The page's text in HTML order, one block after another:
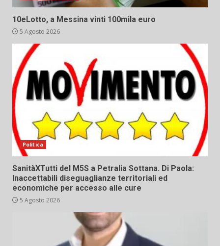
10eLotto, a Messina vinti 100mila euro
5 Agosto 2026
Politica
SanitàXTutti del M5S a Petralia Sottana. Di Paola:
Inaccettabili diseguaglianze territoriali ed
economiche per accesso alle cure
5 Agosto 2026